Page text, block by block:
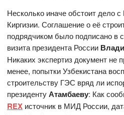
Несколько иначе обстоит дело
Киргизии. Соглашение о её
подрядчиком было подписано в
визита президента России
Никаких экспертиз документ не
менее, попытки Узбекистана
строительству ГЭС вряд ли
президентуАтамбаеву: Как
REX источник в МИД России,